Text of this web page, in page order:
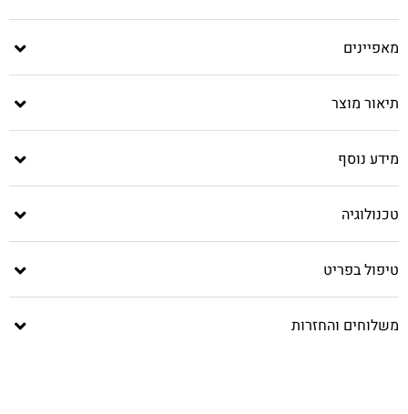
מאפיינים
תיאור מוצר
מידע נוסף
טכנולוגיה
טיפול בפריט
משלוחים והחזרות